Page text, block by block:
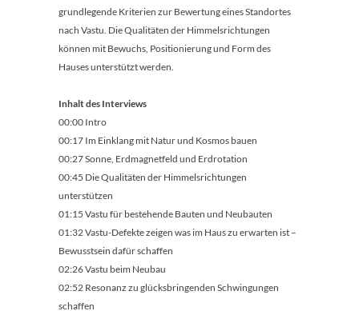
grundlegende Kriterien zur Bewertung eines Standortes
nach Vastu. Die Qualitäten der Himmelsrichtungen
können mit Bewuchs, Positionierung und Form des
Hauses unterstützt werden.
Inhalt des Interviews
00:00 Intro
00:17 Im Einklang mit Natur und Kosmos bauen
00:27 Sonne, Erdmagnetfeld und Erdrotation
00:45 Die Qualitäten der Himmelsrichtungen
unterstützen
01:15 Vastu für bestehende Bauten und Neubauten
01:32 Vastu-Defekte zeigen was im Haus zu erwarten ist –
Bewusstsein dafür schaffen
02:26 Vastu beim Neubau
02:52 Resonanz zu glücksbringenden Schwingungen
schaffen